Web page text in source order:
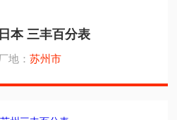
本 三丰百分表
地： 苏州市